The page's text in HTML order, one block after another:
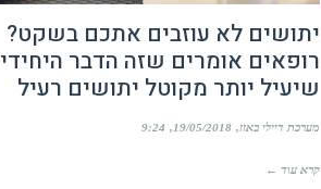
יתושים לא עוזבים אתכם בשקט?
רופאים אומרים שזה הדבר היחידי
שיעיל יותר מקוטל יתושים רעיל
מערכת דיילי באזז 19/05/2018
9:24
קרא עוד ←